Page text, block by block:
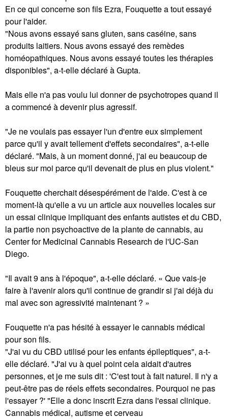
En ce qui concerne son fils Ezra, Fouquette a tout essayé
pour l'aider.
"Nous avons essayé sans gluten, sans caséine, sans
produits laitiers. Nous avons essayé des remèdes
homéopathiques. Nous avons essayé toutes les thérapies
disponibles", a-t-elle déclaré à Gupta.
Mais elle n'a pas voulu lui donner de psychotropes quand il
a commencé à devenir plus agressif.
"Je ne voulais pas essayer l'un d'entre eux simplement
parce qu'il y avait tellement d'effets secondaires", a-t-elle
déclaré. "Mais, à un moment donné, j'ai eu beaucoup de
bleus sur moi parce qu'il devenait de plus en plus violent."
Fouquette cherchait désespérément de l'aide. C'est à ce
moment-là qu'elle a vu un article aux nouvelles locales sur
un essai clinique impliquant des enfants autistes et du CBD,
la partie non psychoactive de la plante de cannabis, au
Center for Medicinal Cannabis Research de l'UC-San
Diego.
"Il avait 9 ans à l'époque", a-t-elle déclaré. « Que vais-je
faire à l'avenir alors qu'il continue de grandir si j'ai déjà du
mal avec son agressivité maintenant ? »
Fouquette n'a pas hésité à essayer le cannabis médical
pour son fils.
"J'ai vu du CBD utilisé pour les enfants épileptiques", a-t-
elle déclaré. "J'ai vu à quel point cela aidait d'autres
personnes, et je me suis dit : 'C'est tout à fait naturel. Il n'y a
peut-être pas de réels effets secondaires. Pourquoi ne pas
l'essayer ?' "Elle a donc inscrit Ezra dans l'essai clinique.
Cannabis médical, autisme et cerveau